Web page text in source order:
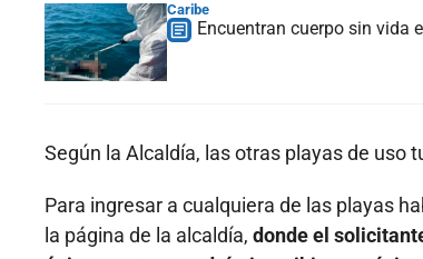
Caribe
Encuentran cuerpo sin vida
Según la Alcaldía, las otras playas de uso
Para ingresar a cualquiera de las playas
la página de la alcaldía, donde el